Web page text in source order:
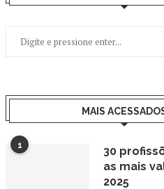
MAIS
1
30
as mais
2025